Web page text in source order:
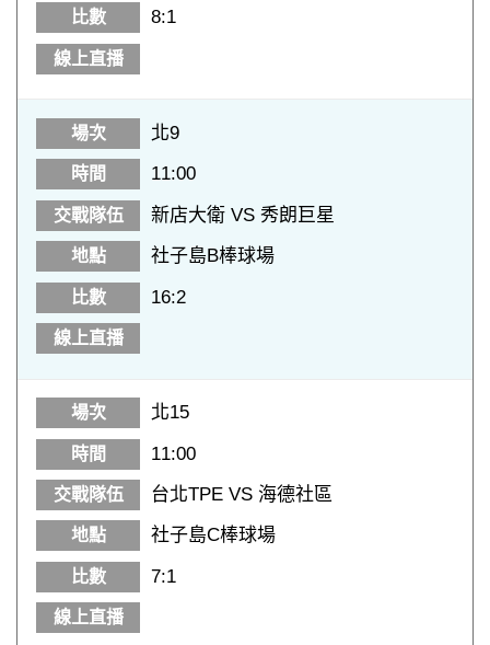
8:1
北9
11:00
新店大衛 VS 秀朗巨星
社子島B棒球場
16:2
北15
11:00
台北TPE VS 海德社區
社子島C棒球場
7:1